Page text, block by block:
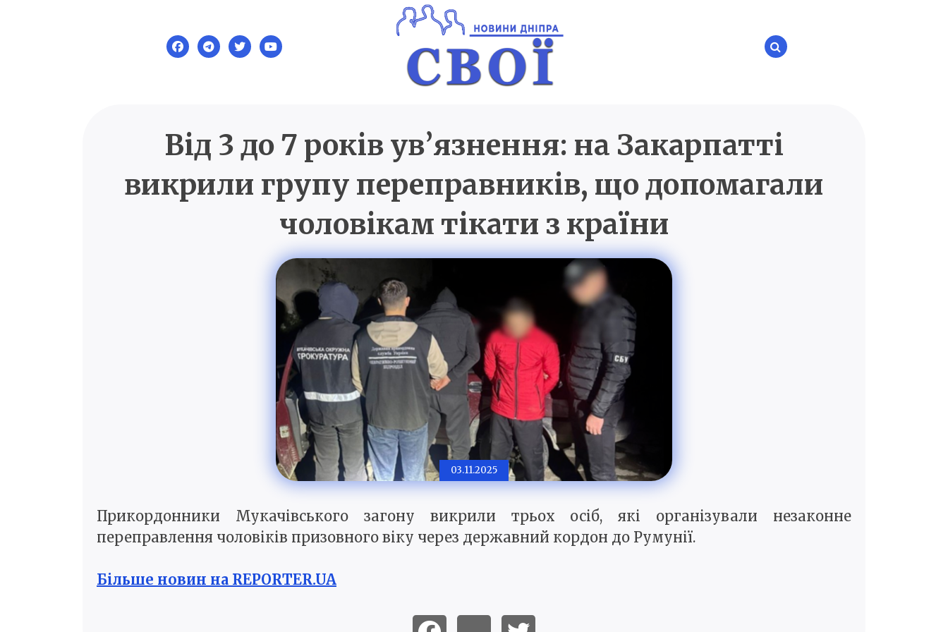
SVOI.DP.UA
Новини Дніпра
Від 3 до 7 років ув’язнення: на Закарпатті
викрили групу переправників, що допомагали
чоловікам тікати з країни
03.11.2025
Прикордонники Мукачівського загону викрили трьох осіб, які організували незаконне
переправлення чоловіків призовного віку через державний кордон до Румунії.
Більше новин на REPORTER.UA